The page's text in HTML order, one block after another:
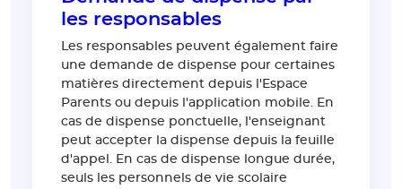
les responsables
Les responsables peuvent également faire
une demande de dispense pour certaines
matières directement depuis l'Espace
Parents ou depuis l'application mobile. En
cas de dispense ponctuelle, l'enseignant
peut accepter la dispense depuis la feuille
d'appel. En cas de dispense longue durée,
seuls les personnels de vie scolaire